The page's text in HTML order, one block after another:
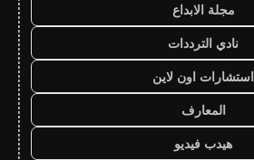
مجلة الابداع
نادي الترددات
استشارات اون لاين
المعارف
هيدب فيديو